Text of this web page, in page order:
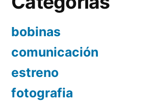
bobinas
comunicación
estreno
fotografia